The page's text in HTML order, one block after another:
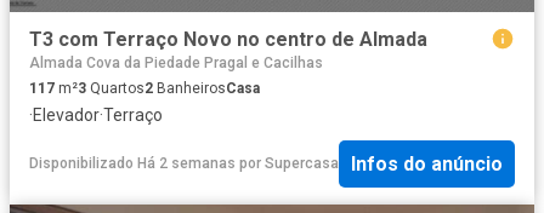
T3 com Terraço Novo no centro de Almada
Almada Cova da Piedade Pragal e Cacilhas
117 m²3 Quartos2 BanheirosCasa
·Elevador·Terraço
Disponibilizado Há 2 semanas por Supercasa Infos do anúncio